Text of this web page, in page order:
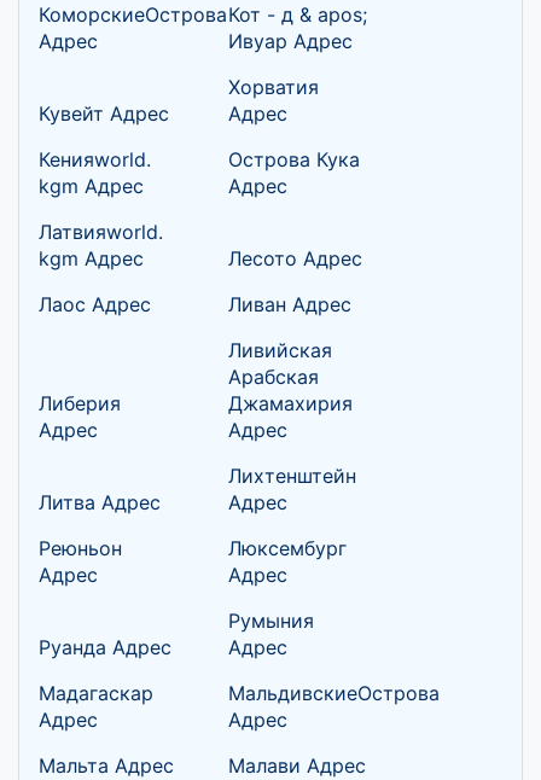
КоморскиеОстрова
Адрес
Кот - д & apos;
Ивуар Адрес
Кувейт Адрес
Хорватия
Адрес
Кенияworld.
kgm Адрес
Острова Кука
Адрес
Латвияworld.
kgm Адрес
Лесото Адрес
Лаос Адрес
Ливан Адрес
Либерия
Адрес
Ливийская
Арабская
Джамахирия
Адрес
Литва Адрес
Лихтенштейн
Адрес
Реюньон
Адрес
Люксембург
Адрес
Руанда Адрес
Румыния
Адрес
Мадагаскар
Адрес
МальдивскиеОстрова
Адрес
Мальта Адрес
Малави Адрес